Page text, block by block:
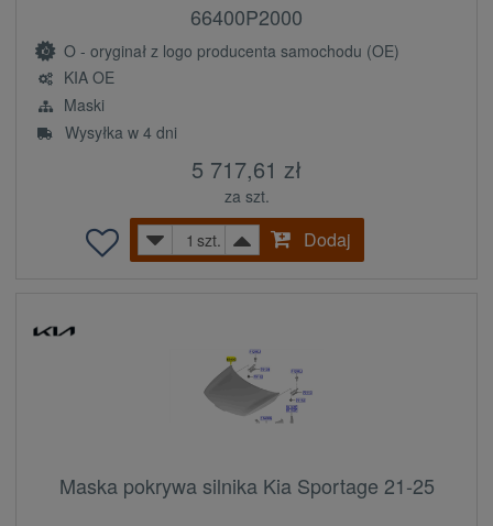
66400P2000
O - oryginał z logo producenta samochodu (OE)
KIA OE
Maski
Wysyłka w 4 dni
5 717,61 zł
za szt.
szt.
Dodaj
Maska pokrywa silnika Kia Sportage 21-25